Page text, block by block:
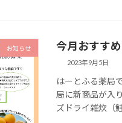
お知らせ 今月おすす
2023年9月5日
はーとふる薬局
局に新商品が入
ズドライ雑炊（